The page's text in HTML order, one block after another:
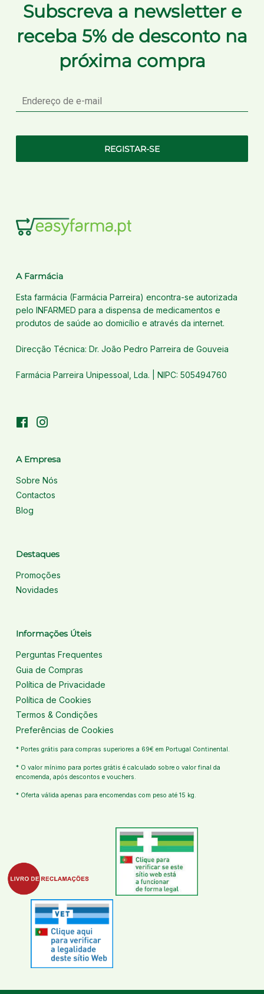
Subscreva a newsletter e
receba 5% de desconto na
próxima compra
mail
REGISTAR-SE
A Farmácia
Esta farmácia (Farmácia Parreira) encontra-se autorizada
pelo INFARMED para a dispensa de medicamentos e
produtos de saúde ao domicílio e através da internet.
Direcção Técnica: Dr. João Pedro Parreira de Gouveia
Farmácia Parreira Unipessoal, Lda. | NIPC: 505494760
Facebook
A Empresa
Sobre Nós
Contactos
Blog
Destaques
Promoções
Novidades
Informações Úteis
Perguntas Frequentes
Guia de Compras
Política de Privacidade
Política de Cookies
Termos & Condições
Preferências de Cookies
* Portes grátis para compras superiores a 69€ em Portugal Continental.
* O valor mínimo para portes grátis é calculado sobre o valor final da
encomenda, após descontos e vouchers.
* Oferta válida apenas para encomendas com peso até 15 kg.